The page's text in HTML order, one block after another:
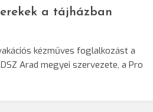
a tájházban
kézműves foglalkozást a
Arad megyei szervezete, a Pro